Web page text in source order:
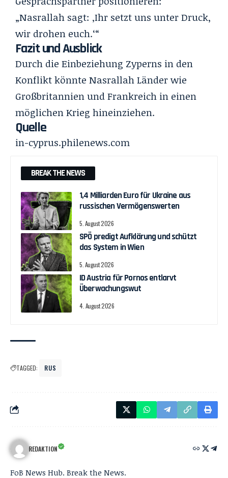
„Nasrallah sagt: ‚Ihr setzt uns unter Druck,
wir drohen euch.‘“
Fazit und Ausblick
Durch die Einbeziehung Zyperns in den
Konflikt könnte Nasrallah Länder wie
Großbritannien und Frankreich in einen
möglichen Krieg hineinziehen.
Quelle
in-cyprus.philenews.com
BREAK THE NEWS
1,4 Milliarden Euro für Ukraine aus
russischen Vermögenswerten
5. August 2026
SPÖ predigt Aufklärung und schützt
das System in Wien
5. August 2026
ID Austria für Pornos entlarvt
Überwachungswut
4. August 2026
TAGGED: RUS
REDAKTION
FoB News Hub. Break the News.